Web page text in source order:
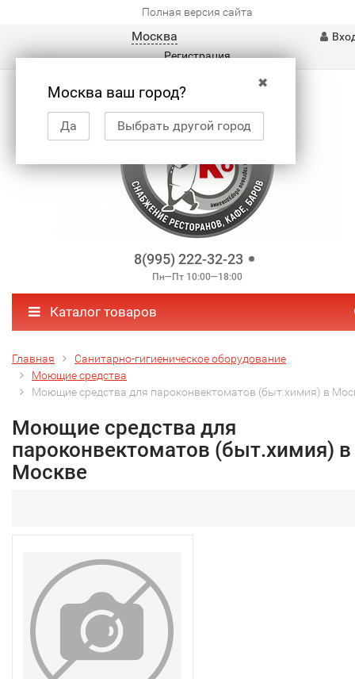
Полная версия сайта
Москва
✖
Москва ваш город?
Да Выбрать другой город
Регистрация
8(995) 222-32-23
Пн—Пт 10:00—18:00
Каталог товаров
Главная
Санитарно-гигиеническое оборудование
Моющие средства
Моющие средства для пароконвектоматов (быт.химия) в
Моющие средства для
пароконвектоматов (быт.химия) в
Москве